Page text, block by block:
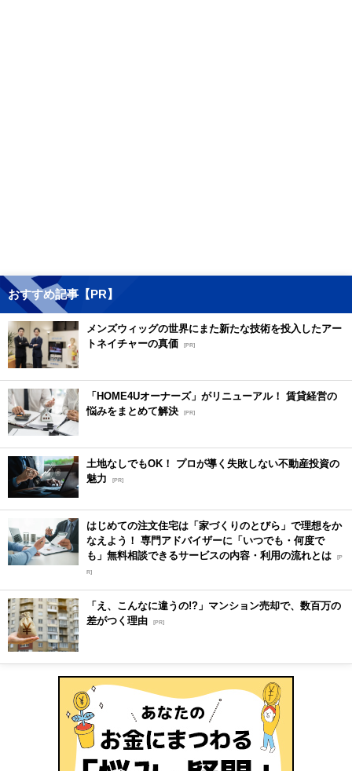
おすすめ記事【PR】
メンズウィッグの世界にまた新たな技術を投入したアー
トネイチャーの真価
[PR]
「HOME4Uオーナーズ」がリニューアル！ 賃貸経営の
悩みをまとめて解決 [PR]
土地なしでもOK！ プロが導く失敗しない不動産投資の
魅力
[PR]
はじめての注文住宅は「家づくりのとびら」で理想をか
なえよう！ 専門アドバイザーに「いつでも・何度で
も」無料相談できるサービスの内容・利用の流れとは [P
R]
「え、こんなに違うの!?」マンション売却で、数百万の
差がつく理由 [PR]